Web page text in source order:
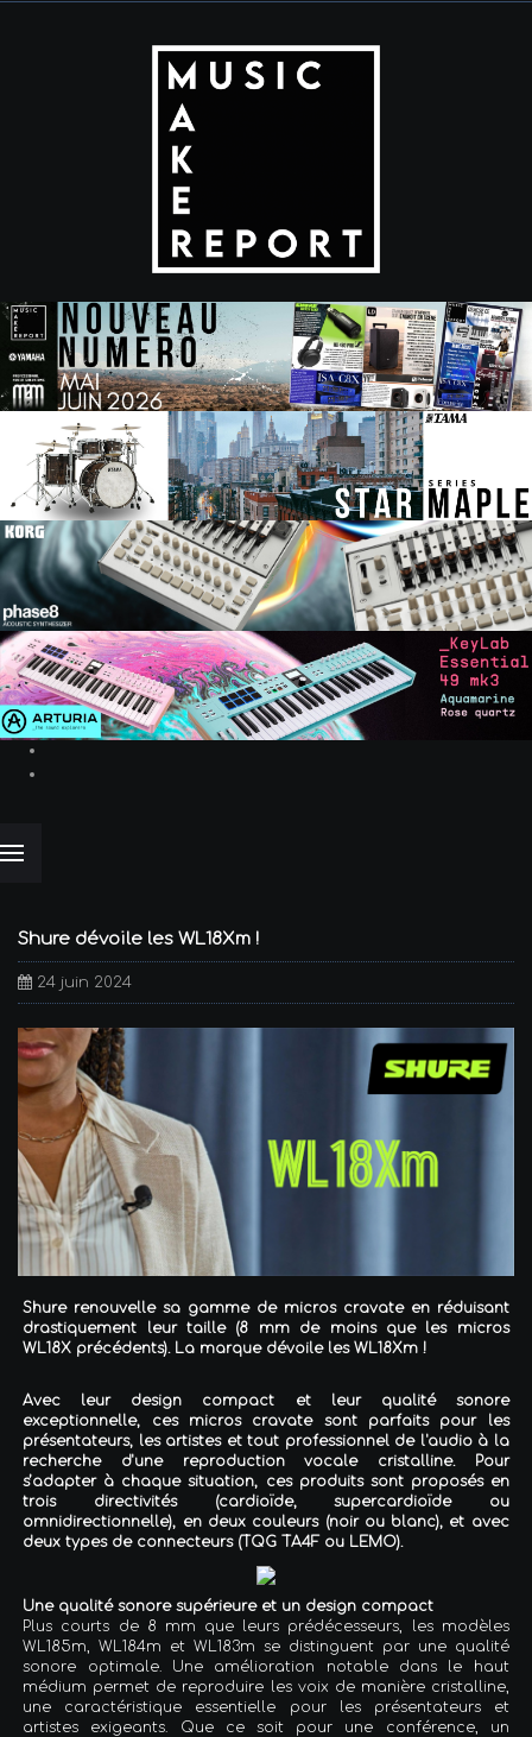
Shure dévoile les WL18Xm !
24 juin 2024
Shure renouvelle sa gamme de micros cravate en réduisant
drastiquement leur taille (8 mm de moins que les micros
WL18X précédents). La marque dévoile les WL18Xm !
Avec leur design compact et leur qualité sonore
exceptionnelle, ces micros cravate sont parfaits pour les
présentateurs, les artistes et tout professionnel de l'audio à la
recherche d'une reproduction vocale cristalline. Pour
s’adapter à chaque situation, ces produits sont proposés en
trois directivités (cardioïde, supercardioïde ou
omnidirectionnelle), en deux couleurs (noir ou blanc), et avec
deux types de connecteurs (TQG TA4F ou LEMO).
Une qualité sonore supérieure et un design compact
Plus courts de 8 mm que leurs prédécesseurs, les modèles
WL185m, WL184m et WL183m se distinguent par une qualité
sonore optimale. Une amélioration notable dans le haut
médium permet de reproduire les voix de manière cristalline,
une caractéristique essentielle pour les présentateurs et
artistes exigeants. Que ce soit pour une conférence, un